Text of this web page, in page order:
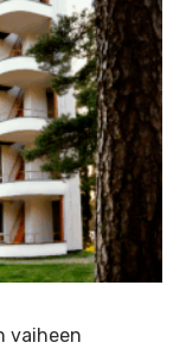
vaiheen